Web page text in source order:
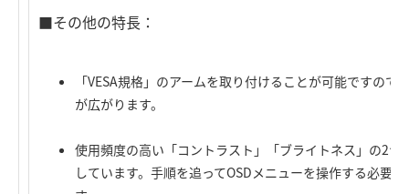
■その他の特長：
「VESA規格」のアームを取り付けることが可能ですの
が広がります。
使用頻度の高い「コントラスト」「ブライトネス」の2
しています。手順を追ってOSDメニューを操作する必要